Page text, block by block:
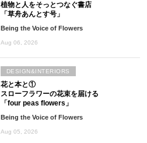
植物と人をそっとつなぐ書店
「草舟あんとす号」
Being the Voice of Flowers
Aug 06, 2026
花と本と①
スローフラワーの花束を届ける
「four peas flowers」
Being the Voice of Flowers
Aug 05, 2026
DESIGN&INTERIORS